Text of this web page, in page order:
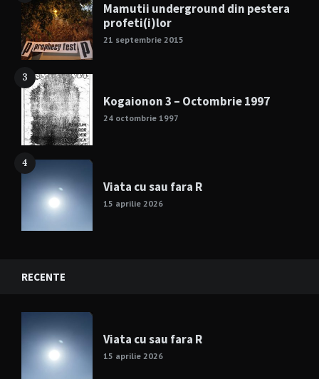
Mamutii underground din pestera
profeti(i)lor
21 septembrie 2015
3
Kogaionon 3 – Octombrie 1997
24 octombrie 1997
4
Viata cu sau fara R
15 aprilie 2026
RECENTE
Viata cu sau fara R
15 aprilie 2026